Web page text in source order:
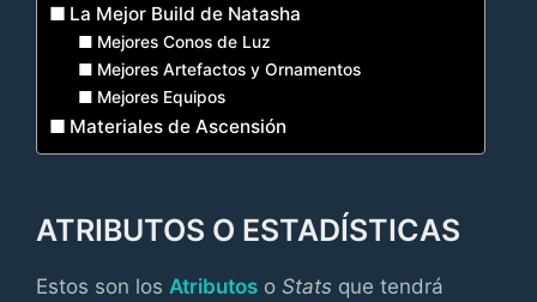
La Mejor Build de Natasha
Mejores Conos de Luz
Mejores Artefactos y Ornamentos
Mejores Equipos
Materiales de Ascensión
ATRIBUTOS O ESTADÍSTICAS
Estos son los Atributos o Stats que tendrá